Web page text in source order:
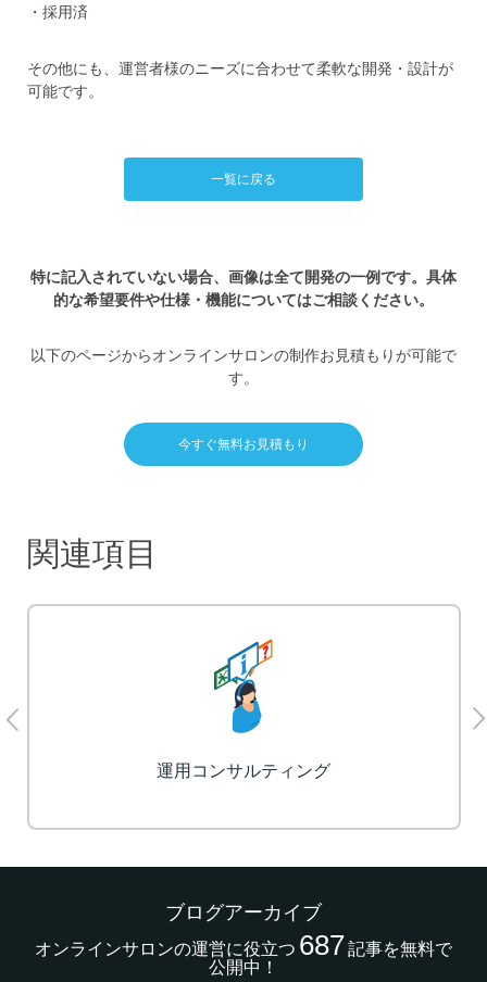
・採用済
その他にも、運営者様のニーズに合わせて柔軟な開発・設計が
可能です。
一覧に戻る
特に記入されていない場合、画像は全て開発の一例です。具体
的な希望要件や仕様・機能についてはご相談ください。
以下のページからオンラインサロンの制作お見積もりが可能で
す。
今すぐ無料お見積もり
関連項目
LP制作
ブログアーカイブ
オンラインサロンの運営に役立つ 687記事を無料で
公開中！